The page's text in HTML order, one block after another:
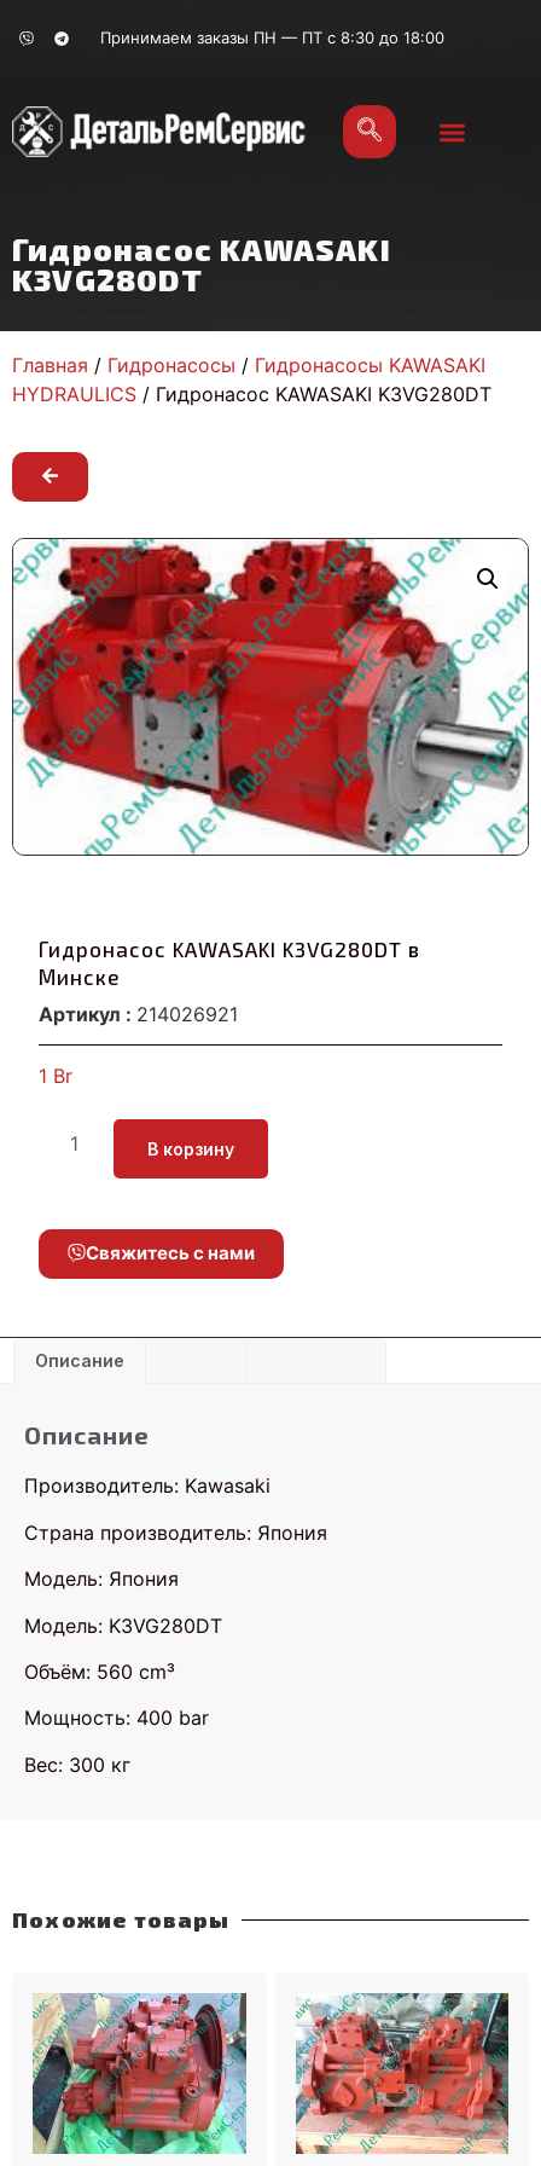
Принимаем заказы ПН — ПТ с 8:30 до 18:00
Гидронасос KAWASAKI
K3VG280DT
Главная / Гидронасосы / Гидронасосы KAWASAKI
HYDRAULICS / Гидронасос KAWASAKI K3VG280DT
Гидронасос KAWASAKI K3VG280DT в
Минске
Артикул : 214026921
1 Br
В корзину
Свяжитесь с нами
Описание
Описание
Производитель: Kawasaki
Страна производитель: Япония
Модель: Япония
Модель: K3VG280DT
Объём: 560 cm³
Мощность: 400 bar
Вес: 300 кг
Похожие товары